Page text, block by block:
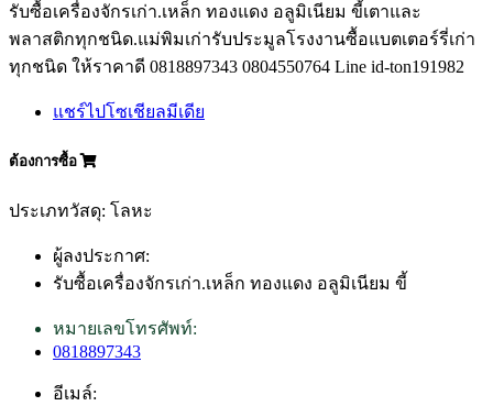
รับซื้อเครื่องจักรเก่า.เหล็ก ทองแดง อลูมิเนียม ขี้เตาและ
พลาสติกทุกชนิด.แม่พิมเก่ารับประมูลโรงงานซื้อแบตเตอร์รี่เก่า
ทุกชนิด ให้ราคาดี 0818897343 0804550764 Line id-ton191982
แชร์ไปโซเชียลมีเดีย
ต้องการซื้อ
ประเภทวัสดุ: โลหะ
ผู้ลงประกาศ:
รับซื้อเครื่องจักรเก่า.เหล็ก ทองแดง อลูมิเนียม ขี้
หมายเลขโทรศัพท์:
0818897343
อีเมล์: